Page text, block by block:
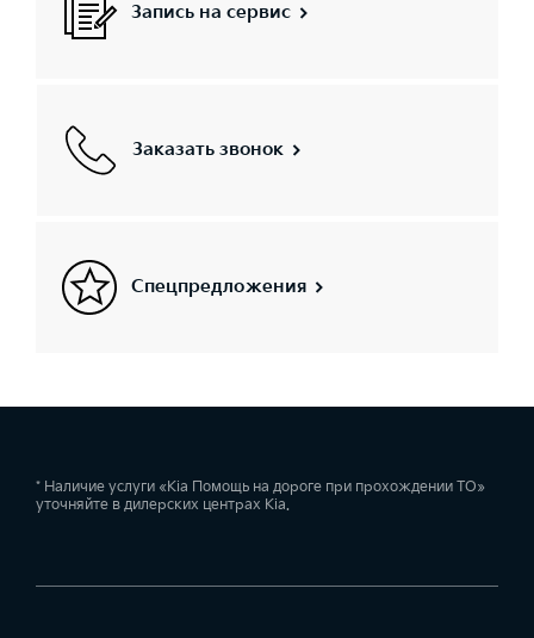
Запись на сервис
Заказать звонок
Спецпредложения
* Наличие услуги «Kia Помощь на дороге при прохождении ТО»
уточняйте в дилерских центрах Kia.